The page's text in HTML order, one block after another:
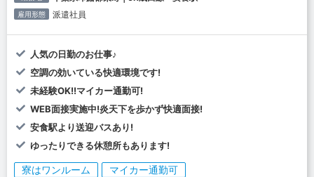
雇用形態 派遣社員
人気の日勤のお仕事♪
空調の効いている快適環境です!
未経験OK!!マイカー通勤可!
WEB面接実施中!炎天下を歩かず快適面接!
安食駅より送迎バスあり!
ゆったりできる休憩所もあります!
寮はワンルーム
マイカー通勤可